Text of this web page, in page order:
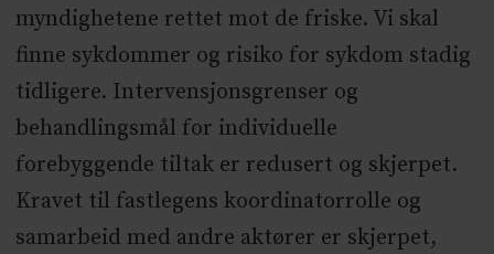
myndighetene rettet mot de friske. Vi skal
finne sykdommer og risiko for sykdom stadig
tidligere. Intervensjonsgrenser og
behandlingsmål for individuelle
forebyggende tiltak er redusert og skjerpet.
Kravet til fastlegens koordinatorrolle og
samarbeid med andre aktører er skjerpet,